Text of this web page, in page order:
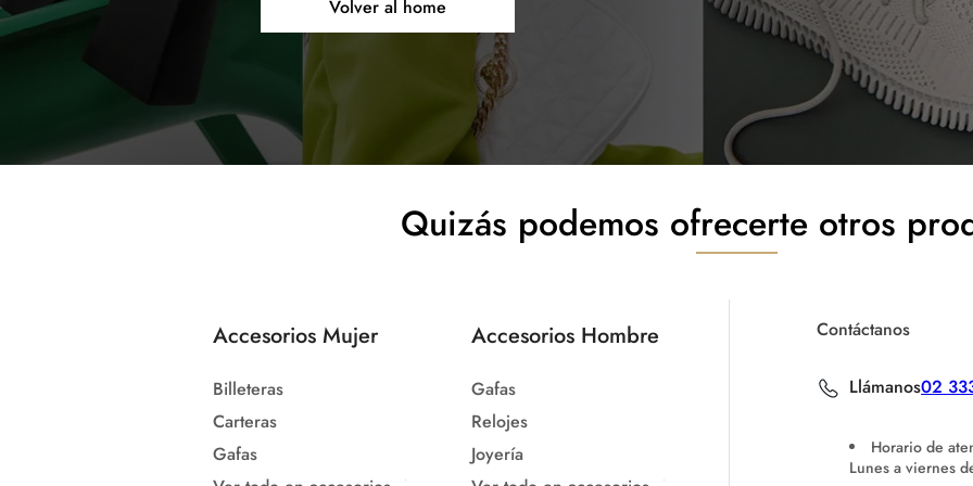
Volver al home
Quizás podemos ofrecerte otros
Accesorios Mujer
Billeteras
Carteras
Gafas
Accesorios Hombre
Gafas
Relojes
Joyería
Contáctanos
Llámanos02
Horario de
Lunes a viernes